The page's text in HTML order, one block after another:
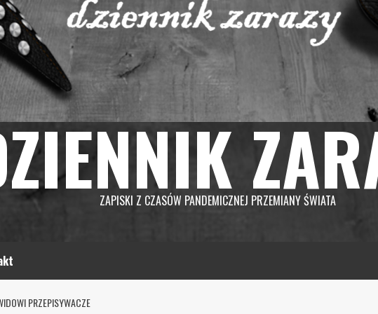
ZAPISKI Z CZASÓW PANDEMICZNEJ PRZEMIANY ŚWIATA
PRZEPISYWACZE